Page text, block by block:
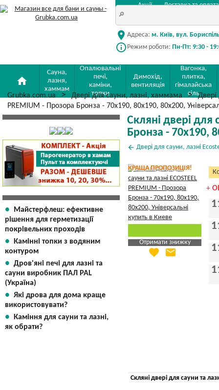
Акції Доставка та оплата
location_on Адреса: м. Київ, вул.
info_outline Режим роботи: Пн-Пт: 9:30 -
home
Сауна,
лазня,
хаммам
Опалювальні
печі,
каміни,
топки
Димохід,
вентиляція
Вагонка,
плитка,
гімалайська
сіль
Grubka.com.ua Двері для сауни, лазні, хаммама
Двері
PREMIUM - Прозора Бронза - 70х190, 80х190, 80х200,
Майстерфлеш: ефективне
рішення для герметизації
покрівельних проходів
Камінні топки з водяним
контуром
Дров'яні печі для лазні та
сауни виробник ПАЛ PAL
(Україна)
Які дрова для дома краще
використовувати?
Каміння для сауни та лазні,
як обрати?
Скляні двері для
Бронза - 70х190,
arrow_back Двері для сауни, лазні
КРАЩА ПРОПОЗИЦІЯ!
Отримати знижку
Яка Ваша ціна
favorite email
+
Скляні двері для сауни та